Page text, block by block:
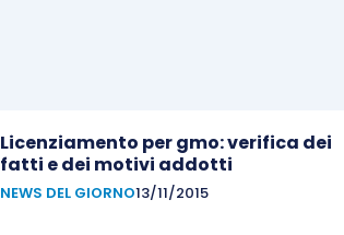
Licenziamento per gmo: verifica dei
fatti e dei motivi addotti
NEWS DEL GIORNO13/11/2015